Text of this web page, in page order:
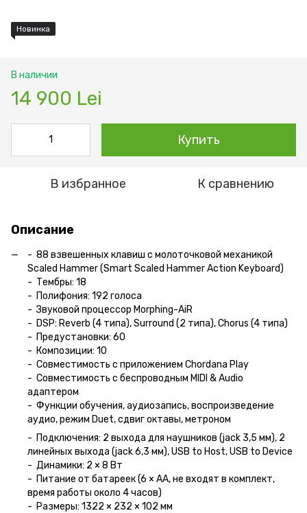
Новинка
В наличии
14 900 Lei
Купить
В избранное К сравнению
Описание
- 88 взвешенных клавиш с молоточковой механикой
Scaled Hammer (Smart Scaled Hammer Action Keyboard)
- Тембры: 18
- Полифония: 192 голоса
- Звуковой процессор Morphing-AiR
- DSP: Reverb (4 типа), Surround (2 типа), Chorus (4 типа)
- Предустановки: 60
- Композиции: 10
- Совместимость с приложением Chordana Play
- Совместимость с беспроводным MIDI & Audio
адаптером
- Функции обучения, аудиозапись, воспроизведение
аудио, режим Duet, сдвиг октавы, метроном
- Подключения: 2 выхода для наушников (jack 3,5 мм), 2
линейных выхода (jack 6,3 мм), USB to Host, USB to Device
- Динамики: 2 × 8 Вт
- Питание от батареек (6 × AA, не входят в комплект,
время работы около 4 часов)
- Размеры: 1322 × 232 × 102 мм